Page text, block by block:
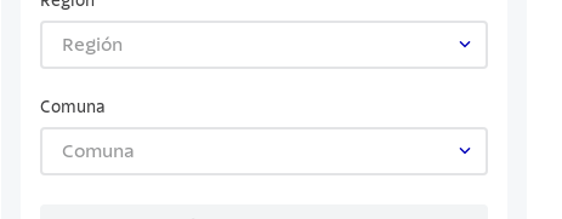
Región
Comuna
Comuna